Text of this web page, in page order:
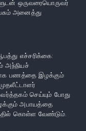
ஒருவரையொருவர்
அனைத்து
எச்சரிக்கை:
அந்நியச்
பணத்தை இழக்கும்
செய்யும் போது
அபாயத்தை
கொள்ள வேண்டும்.